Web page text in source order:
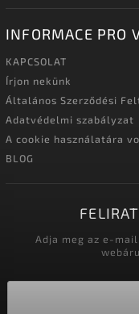
INFORMACE PRO
KAPCSOLAT
Írjon nekünk
Általános Szerződési
Adatvédelmi szabályzat
A cookie használatára
BLOG
Adja meg az e-